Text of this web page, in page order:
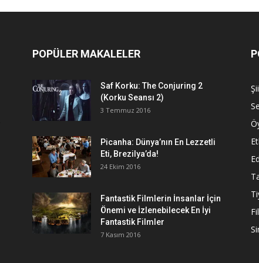
POPÜLER MAKALELER
Saf Korku: The Conjuring 2
(Korku Seansı 2)
3 Temmuz 2016
Picanha: Dünya’nın En Lezzetli
Eti, Brezilya’da!
24 Ekim 2016
Fantastik Filmlerin İnsanlar İçin
Önemi ve İzlenebilecek En İyi
Fantastik Filmler
7 Kasım 2016